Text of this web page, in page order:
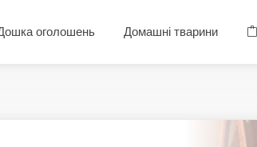
оголошень Домашні тварини